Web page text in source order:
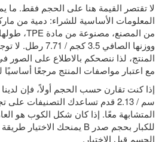
لا تقتصر القيمة هنا على الحجم فقط.
ووزنها الصافي 3.5
المنتج، لذا ننصحكم بالاطلاع على الصور
مع اعتبار مواصفات المنتج مرجعًا
إذا كنت تقارن حسب الحجم أولاً، فإن لدينا
سم / 2.13 قدم
تساعدك التصنيفات على
المتشابهة معًا. إذا كان شكل الكوب هو
للكبار بحجم صدر B
يمنحك الاختيار
الجسم قبل الاختيار.